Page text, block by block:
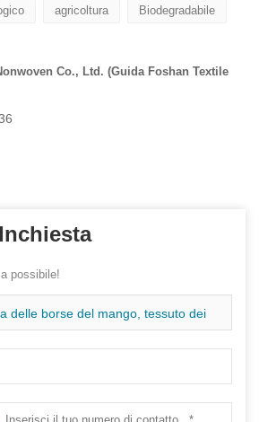
agricoltura Biodegradabile
Co., Ltd. (Guida Foshan Textile
possibile!
delle borse del mango, tessuto dei
del mango, fornitore della copertura